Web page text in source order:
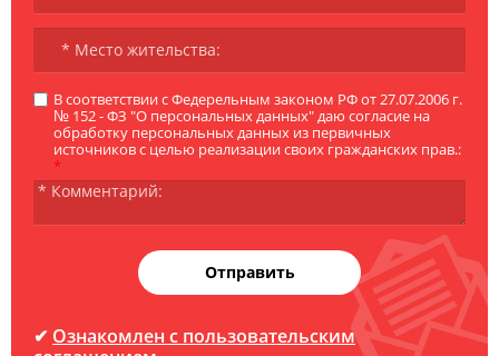
В соответствии с Федерельным законом РФ от 27.07.2006 г.
№ 152 - ФЗ "О персональных данных" даю согласие на
обработку персональных данных из первичных
источников с целью реализации своих гражданских прав.:
*
Отправить
✔ Ознакомлен с пользовательским